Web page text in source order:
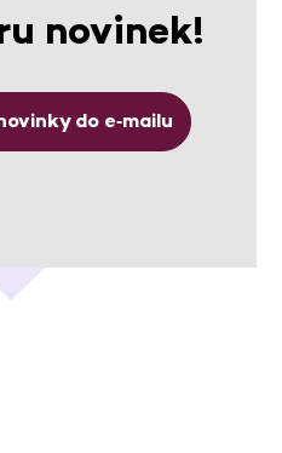
novinek!
do e‑mailu